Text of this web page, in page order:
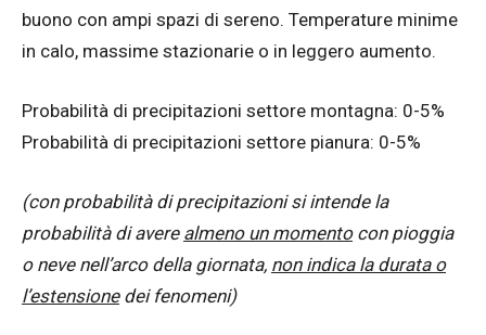
buono con ampi spazi di sereno. Temperature minime
in calo, massime stazionarie o in leggero aumento.
Probabilità di precipitazioni settore montagna: 0-5%
Probabilità di precipitazioni settore pianura: 0-5%
(con probabilità di precipitazioni si intende la
probabilità di avere almeno un momentocon pioggia
o neve nell’arco della giornata, non indica la durata o
l’estensionedei fenomeni)